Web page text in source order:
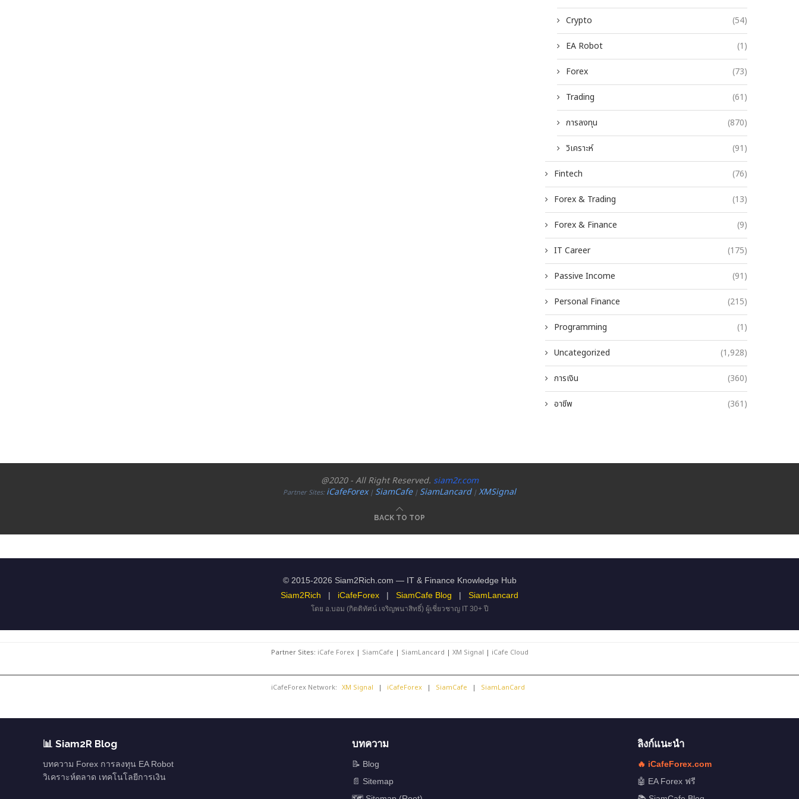
Crypto (54)
EA Robot (1)
Forex (73)
Trading (61)
การลงทุน (870)
วิเคราะห์ (91)
Fintech (76)
Forex & Trading (13)
Forex & Finance (9)
IT Career (175)
Passive Income (91)
Personal Finance (215)
Programming (1)
Uncategorized (1,928)
การเงิน (360)
อาชีพ (361)
@2020 - All Right Reserved. siam2r.com
Partner Sites:iCafeForex| SiamCafe| SiamLancard|XMSignal
BACK TO TOP
© 2015-2026 Siam2Rich.com — IT & Finance Knowledge Hub
Siam2Rich
| iCafeForex | SiamCafe Blog | SiamLancard
โดย อ.บอม (กิตติทัศน์ เจริญพนาสิทธิ์) ผู้เชี่ยวชาญ IT 30+ ปี
Partner Sites: iCafe Forex| SiamCafe | SiamLancard | XM Signal | iCafe Cloud
iCafeForex Network: XM Signal | iCafeForex | SiamCafe | SiamLanCard
📊 Siam2R Blog
บทความ Forex การลงทุน EA Robot
วิเคราะห์ตลาด เทคโนโลยีการเงิน
บทความ
📝 Blog
📄 Sitemap
ลิงก์แนะนำ
🔥 iCafeForex.com
🤖 EA Forex ฟรี